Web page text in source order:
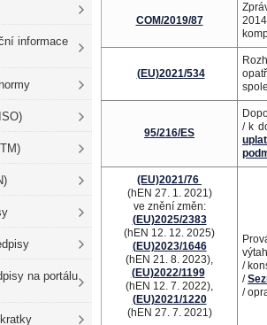
informace
na portálu
COM/2019/87
(EU)2021/534
95/216/ES
/ k
(EU)2021/76
(hEN 27. 1. 2021)
ve znění změn:
(EU)2025/2383
(hEN 12. 12. 2025)
(EU)2023/1646
(hEN 21. 8. 2023),
(EU)2022/1199
(hEN 12. 7. 2022),
(EU)2021/1220
(hEN 27. 7. 2021)
/
/
/